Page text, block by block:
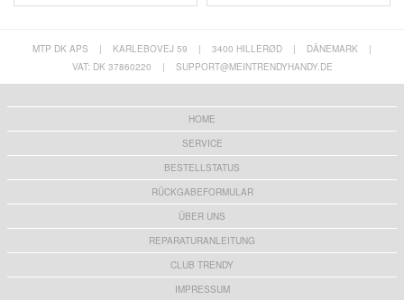
MTP DK APS | KARLEBOVEJ 59 | 3400 HILLERØD | DÄNEMARK
|
VAT: DK 37860220
| SUPPORT@MEINTRENDYHANDY.DE
HOME
SERVICE
BESTELLSTATUS
RÜCKGABEFORMULAR
ÜBER UNS
REPARATURANLEITUNG
CLUB TRENDY
IMPRESSUM